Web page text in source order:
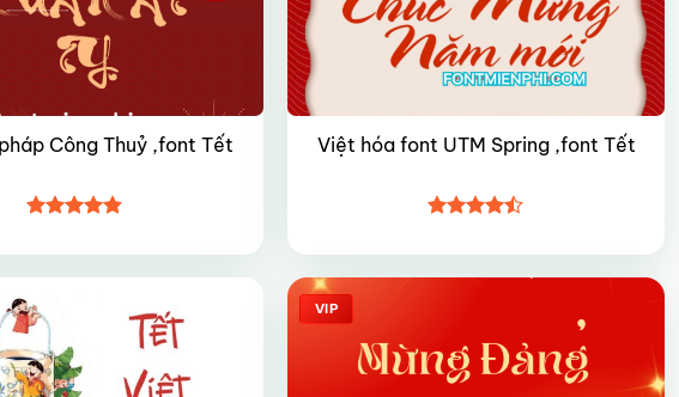
Công Thuỷ ,font Tết
hạng4.95
Việt hóa font UTM Spring ,font Tết
hạng4.45
VIP